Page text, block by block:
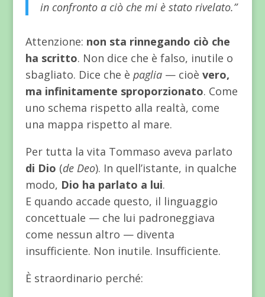
in confronto a ciò che mi è stato rivelato.”
Attenzione: non sta rinnegando ciò che
ha scritto. Non dice che è falso, inutile o
sbagliato. Dice che è paglia— cioè vero,
ma infinitamente sproporzionato. Come
uno schema rispetto alla realtà, come
una mappa rispetto al mare.
Per tutta la vita Tommaso aveva parlato
di Dio (de Deo). In quell’istante, in qualche
modo, Dio ha parlato a lui.
E quando accade questo, il linguaggio
concettuale — che lui padroneggiava
come nessun altro — diventa
insufficiente. Non inutile. Insufficiente.
È straordinario perché: